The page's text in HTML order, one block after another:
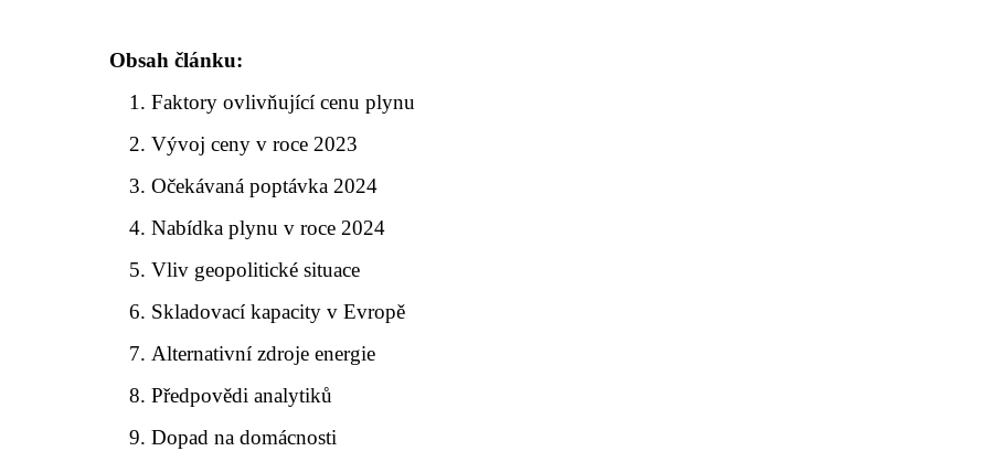
Obsah článku:
Faktory ovlivňující cenu plynu
Vývoj ceny v roce 2023
Očekávaná poptávka 2024
Nabídka plynu v roce 2024
Vliv geopolitické situace
Skladovací kapacity v Evropě
Alternativní zdroje energie
Předpovědi analytiků
Dopad na domácnosti